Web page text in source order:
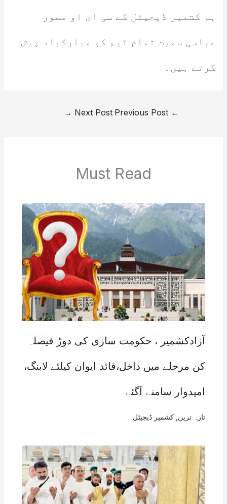
ہم کشمیر ڈیجیٹل کے سی ای او مصور
عباسی سمیت تمام ٹیم کو مبارکباد پیش
کرتے ہیں۔
←
Next Post
→
Must Read
آزادکشمیر ، حکومت سازی کی دوڑ فیصلہ
کن مرحلے میں داخل،قائد ایوان کیلئے لابنگ،
امیدوار سامنے آگئے
تازہ ترین کشمیر ڈیجیٹل